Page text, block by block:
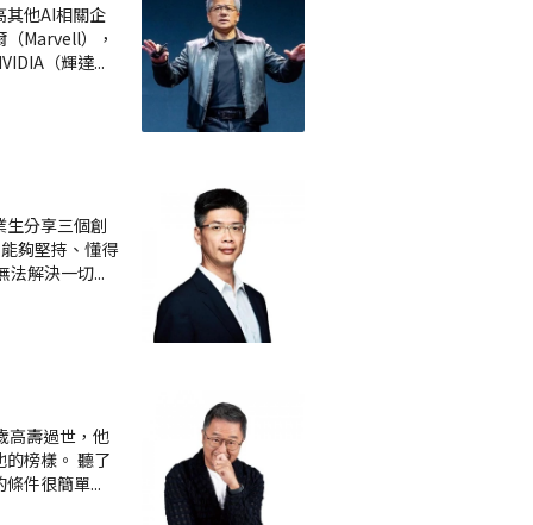
其他AI相關企
Marvell），
（輝達...
生分享三個創
夠堅持、懂得
法解決一切...
高壽過世，他
榜樣。 聽了
條件很簡單...